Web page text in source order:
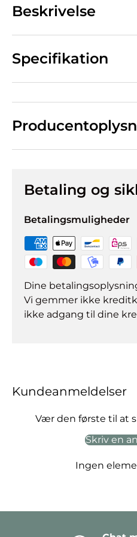
Beskrivelse
Specifikation
Betaling og
Betalingsmuligheder
Dine
Vi gemmer ikke
ikke adgang til dine
Kundeanmeldelser
Vær den første til at
Skriv en
Ingen